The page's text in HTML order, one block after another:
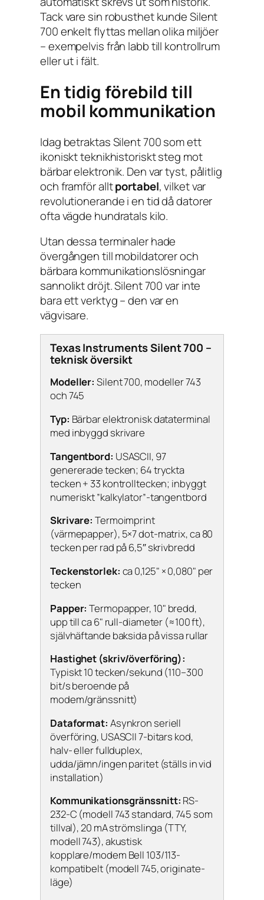
Tack vare sin robusthet kunde Silent
700 enkelt flyttas mellan olika miljöer
– exempelvis från labb till kontrollrum
eller ut i fält.
En tidig förebild till
mobil kommunikation
Idag betraktas Silent 700 som ett
ikoniskt teknikhistoriskt steg mot
bärbar elektronik. Den var tyst, pålitlig
och framför alltportabel, vilket var
revolutionerande i en tid då datorer
ofta vägde hundratals kilo.
Utan dessa terminaler hade
övergången till mobildatorer och
bärbara kommunikationslösningar
sannolikt dröjt. Silent 700 var inte
bara ett verktyg – den var en
vägvisare.
Texas Instruments Silent 700 –
teknisk översikt
Modeller: Silent 700, modeller 743
och 745
Typ: Bärbar elektronisk dataterminal
med inbyggd skrivare
Tangentbord: USASCII, 97
genererade tecken; 64 tryckta
tecken + 33 kontrolltecken; inbyggt
numeriskt ”kalkylator”-tangentbord
Skrivare: Termoimprint
(värmepapper), 5×7 dot-matrix, ca 80
tecken per rad på 6,5″ skrivbredd
Teckenstorlek: ca 0,125" × 0,080" per
tecken
Papper: Termopapper, 10" bredd,
upp till ca 6" rull-diameter (≈100 ft),
självhäftande baksida på vissa rullar
Hastighet (skriv/överföring):
Typiskt 10 tecken/sekund (110–300
bit/s beroende på
modem/gränssnitt)
Dataformat: Asynkron seriell
överföring, USASCII 7-bitars kod,
halv- eller fullduplex,
udda/jämn/ingen paritet (ställs in vid
installation)
Kommunikationsgränssnitt: RS-
232-C (modell 743 standard, 745 som
tillval), 20 mA strömslinga (TTY,
modell 743), akustisk
kopplare/modem Bell 103/113-
kompatibelt (modell 745, originate-
läge)